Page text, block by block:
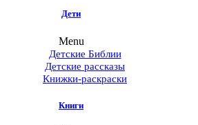
Дети
Menu
Детские Библии
Детские рассказы
Книжки-раскраски
Книги